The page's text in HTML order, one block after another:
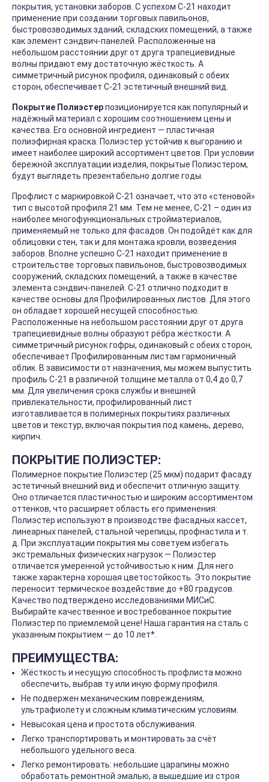
покрытия, установки заборов. С успехом С-21 находит
применение при создании торговых павильонов,
быстровозводимых зданий, складских помещений, а также
как элемент сэндвич-панелей. Расположенные на
небольшом расстоянии друг от друга трапециевидные
волны придают ему достаточную жёсткость. А
симметричный рисунок профиля, одинаковый с обеих
сторон, обеспечивает С-21 эстетичный внешний вид.
Покрытие Полиэстерпозиционируется как популярный и
надёжный материал с хорошим соотношением цены и
качества. Его основной ингредиент — пластичная
полиэфирная краска. Полиэстер устойчив к выгоранию и
имеет наиболее широкий ассортимент цветов. При условии
бережной эксплуатации изделия, покрытые Полиэстером,
будут выглядеть презентабельно долгие годы.
Профлист с маркировкой С-21 означает, что это «стеновой»
тип с высотой профиля 21 мм. Тем не менее, С-21 – один из
наиболее многофункциональных стройматериалов,
применяемый не только для фасадов. Он подойдёт как для
облицовки стен, так и для монтажа кровли, возведения
заборов. Вполне успешно С-21 находит применение в
строительстве торговых павильонов, быстровозводимых
сооружений, складских помещений, а также в качестве
элемента сэндвич-панелей. С-21 отлично подходит в
качестве основы для Профилированных листов. Для этого
он обладает хорошей несущей способностью.
Расположенные на небольшом расстоянии друг от друга
трапециевидные волны образуют рёбра жёсткости. А
симметричный рисунок гофры, одинаковый с обеих сторон,
обеспечивает Профилированным листам гармоничный
облик. В зависимости от назначения, мы можем выпустить
профиль С-21 в различной толщине металла от 0,4 до 0,7
мм. Для увеличения срока службы и внешней
привлекательности, профилированный лист
изготавливается в полимерных покрытиях различных
цветов и текстур, включая покрытия под камень, дерево,
кирпич.
ПОКРЫТИЕ ПОЛИЭСТЕР:
Полимерное покрытие Полиэстер (25 мкм) подарит фасаду
эстетичный внешний вид и обеспечит отличную защиту.
Оно отличается пластичностью и широким ассортиментом
оттенков, что расширяет область его применения:
Полиэстер используют в производстве фасадных кассет,
линеарных панелей, стальной черепицы, профнастила и т.
д. При эксплуатации покрытия мы советуем избегать
экстремальных физических нагрузок — Полиэстер
отличается умеренной устойчивостью к ним. Для него
также характерна хорошая цветостойкость. Это покрытие
переносит термическое воздействие до +80 градусов.
Качество подтверждено исследованиями МИСиС.
Выбирайте качественное и востребованное покрытие
Полиэстер по приемлемой цене! Наша гарантия на сталь с
указанным покрытием — до 10 лет*.
ПРЕИМУЩЕСТВА:
Жёсткость и несущую способность профлиста можно
обеспечить, выбрав ту или иную форму профиля.
Не подвержен механическим повреждениям,
ультрафиолету и сложным климатическим условиям.
Невысокая цена и простота обслуживания.
Легко транспортировать и монтировать за счёт
небольшого удельного веса.
Легко ремонтировать: небольшие царапины можно
обработать ремонтной эмалью, а вышедшие из строя